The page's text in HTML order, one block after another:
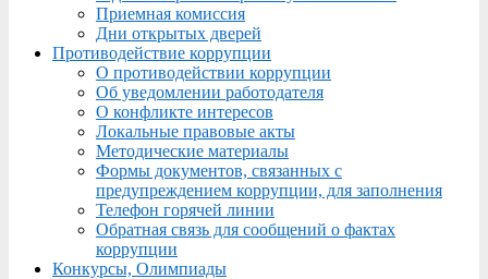
Приемная комиссия
Дни открытых дверей
Противодействие коррупции
О противодействии коррупции
Об уведомлении работодателя
О конфликте интересов
Локальные правовые акты
Методические материалы
Формы документов, связанных с
предупреждением коррупции, для заполнения
Телефон горячей линии
Обратная связь для сообщений о фактах
коррупции
Конкурсы, Олимпиады